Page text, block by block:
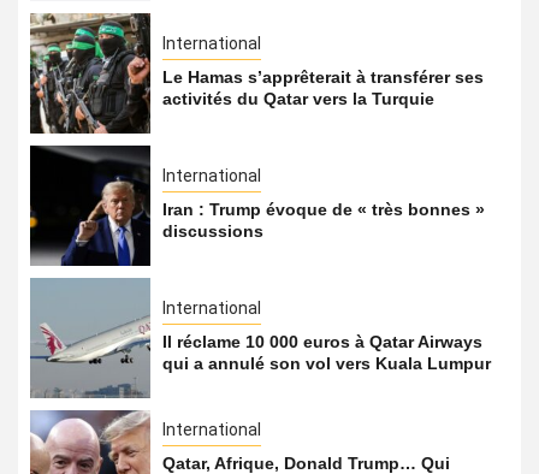
International
Le Hamas s’apprêterait à transférer ses
activités du Qatar vers la Turquie
International
Iran : Trump évoque de « très bonnes »
discussions
International
Il réclame 10 000 euros à Qatar Airways
qui a annulé son vol vers Kuala Lumpur
International
Qatar, Afrique, Donald Trump… Qui